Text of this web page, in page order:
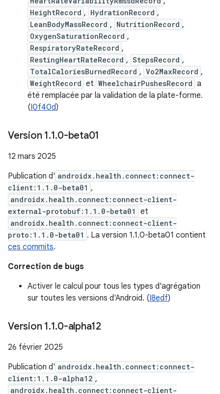
HeightRecord , HydrationRecord ,
LeanBodyMassRecord , NutritionRecord ,
OxygenSaturationRecord ,
RespiratoryRateRecord ,
RestingHeartRateRecord , StepsRecord ,
TotalCaloriesBurnedRecord , Vo2MaxRecord ,
WeightRecord et WheelchairPushesRecord a
été remplacée par la validation de la plate-forme.
(I0f40d)
Version 1.1.0-beta01
12 mars 2025
Publication d' androidx.health.connect:connect-
client:1.1.0-beta01 ,
androidx.health.connect:connect-client-
external-protobuf:1.1.0-beta01
et
androidx.health.connect:connect-client-
proto:1.1.0-beta01 . La version 1.1.0-beta01 contient
ces commits.
Correction de bugs
Activer le calcul pour tous les types d'agrégation
sur toutes les versions d'Android. (I8edf)
Version 1.1.0-alpha12
26 février 2025
Publication d' androidx.health.connect:connect-
client:1.1.0-alpha12 ,
androidx.health.connect:connect-client-